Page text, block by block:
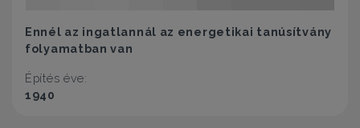
Ennél az ingatlannál az energetikai tanúsítvány
folyamatban van
Építés éve:
1940